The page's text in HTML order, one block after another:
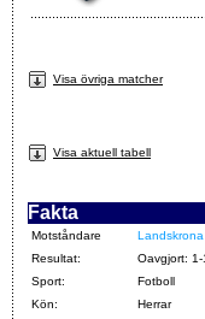
Visa övriga matcher
Visa aktuell tabell
Fakta
Motståndare
Resultat:
Oavgjort: 1-
Sport:
Fotboll
Kön:
Herrar